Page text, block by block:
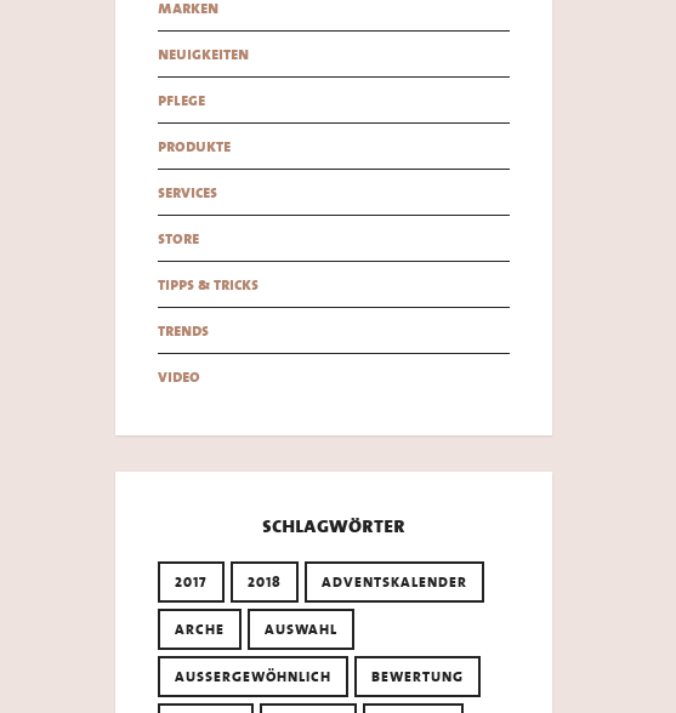
marken
neuigkeiten
pflege
produkte
services
store
tipps & tricks
trends
video
schlagwörter
2017 2018 ADVENTSKALENDER
ARCHE AUSWAHL
AUSSERGEWÖHNLICH BEWERTUNG